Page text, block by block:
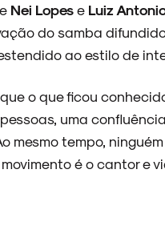
Nei Lopese Luiz
do samba
ao estilo de
o que ficou
uma
mesmo tempo,
é o cantor e